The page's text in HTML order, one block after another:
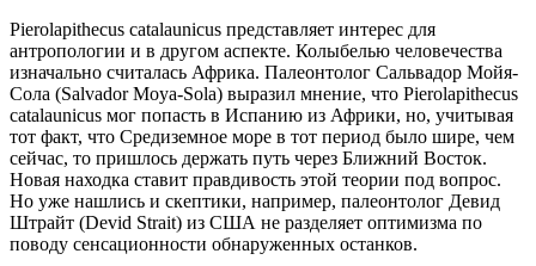
Pierolapithecus catalaunicus представляет интерес для
антропологии и в другом аспекте. Колыбелью человечества
изначально считалась Африка. Палеонтолог Сальвадор Мойя-
Сола (Salvador Moya-Sola) выразил мнение, что Pierolapithecus
catalaunicus мог попасть в Испанию из Африки, но, учитывая
тот факт, что Средиземное море в тот период было шире, чем
сейчас, то пришлось держать путь через Ближний Восток.
Новая находка ставит правдивость этой теории под вопрос.
Но уже нашлись и скептики, например, палеонтолог Девид
Штрайт (Devid Strait) из США не разделяет оптимизма по
поводу сенсационности обнаруженных останков.